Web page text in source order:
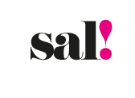
contenido